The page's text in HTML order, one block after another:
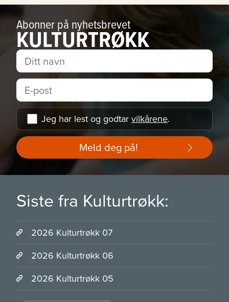
Abonner på nyhetsbrevet
KULTURTRØKK
Jeg har lest og godtar vilkårene.
Meld deg på!
Siste fra Kulturtrøkk:
2026 Kulturtrøkk 07
2026 Kulturtrøkk 06
2026 Kulturtrøkk 05